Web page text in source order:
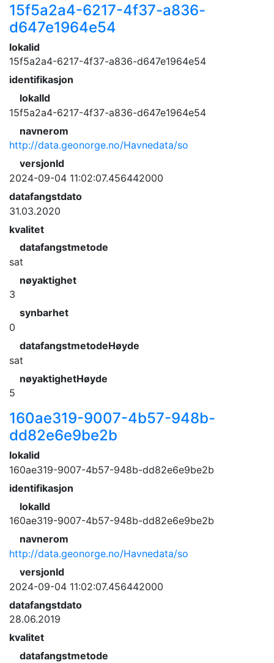
15f5a2a4-6217-4f37-a836-
d647e1964e54
lokalid
15f5a2a4-6217-4f37-a836-d647e1964e54
identifikasjon
lokalId
15f5a2a4-6217-4f37-a836-d647e1964e54
navnerom
http://data.geonorge.no/Havnedata/so
versjonId
2024-09-04 11:02:07.456442000
datafangstdato
31.03.2020
kvalitet
datafangstmetode
sat
nøyaktighet
3
synbarhet
0
datafangstmetodeHøyde
sat
nøyaktighetHøyde
5
160ae319-9007-4b57-948b-
dd82e6e9be2b
lokalid
160ae319-9007-4b57-948b-dd82e6e9be2b
identifikasjon
lokalId
160ae319-9007-4b57-948b-dd82e6e9be2b
navnerom
http://data.geonorge.no/Havnedata/so
versjonId
2024-09-04 11:02:07.456442000
datafangstdato
28.06.2019
kvalitet
datafangstmetode